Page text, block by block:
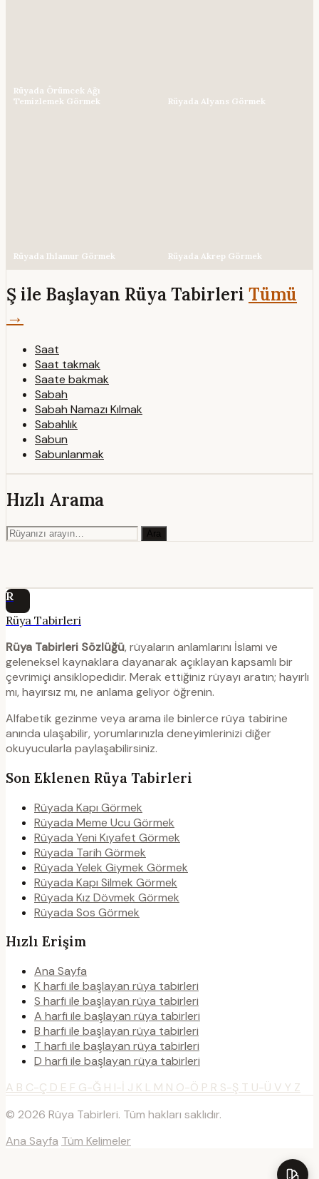
Rüyada Örümcek Ağı
Temizlemek Görmek
Rüyada Alyans Görmek
Rüyada Ihlamur Görmek Rüyada Akrep Görmek
Ş ile Başlayan Rüya Tabirleri Tümü
→
Saat
Saat takmak
Saate bakmak
Sabah
Sabah Namazı Kılmak
Sabahlık
Sabun
Sabunlanmak
Hızlı Arama
Ara
R
Rüya Tabirleri
Rüya Tabirleri Sözlüğü, rüyaların anlamlarını İslami ve
geleneksel kaynaklara dayanarak açıklayan kapsamlı bir
çevrimiçi ansiklopedidir. Merak ettiğiniz rüyayı aratın; hayırlı
mı, hayırsız mı, ne anlama geliyor öğrenin.
Alfabetik gezinme veya arama ile binlerce rüya tabirine
anında ulaşabilir, yorumlarınızla deneyimlerinizi diğer
okuyucularla paylaşabilirsiniz.
Son Eklenen Rüya Tabirleri
Rüyada Kapı Görmek
Rüyada Meme Ucu Görmek
Rüyada Yeni Kıyafet Görmek
Rüyada Tarih Görmek
Rüyada Yelek Giymek Görmek
Rüyada Kapı Silmek Görmek
Rüyada Kız Dövmek Görmek
Rüyada Sos Görmek
Hızlı Erişim
Ana Sayfa
K harfi ile başlayan rüya tabirleri
S harfi ile başlayan rüya tabirleri
A harfi ile başlayan rüya tabirleri
B harfi ile başlayan rüya tabirleri
T harfi ile başlayan rüya tabirleri
D harfi ile başlayan rüya tabirleri
A B C-Ç D E F G-Ğ H I-İ J K L M N O-Ö P R S-Ş T U-Ü V Y Z
© 2026 Rüya Tabirleri. Tüm hakları saklıdır.
Ana Sayfa Tüm Kelimeler